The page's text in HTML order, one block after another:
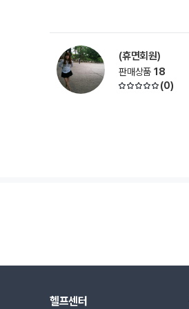
(휴면회원)
판매상품 18
(0)
헬프센터